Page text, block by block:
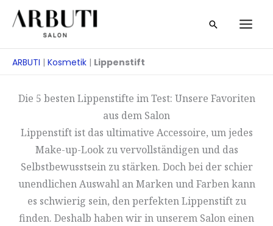
Zum
Inhalt
Suche
ARBUTI | Kosmetik | Lippenstift
Die 5 besten Lippenstifte im Test: Unsere Favoriten
aus dem Salon
Lippenstift ist das ultimative Accessoire, um jedes
Make-up-Look zu vervollständigen und das
Selbstbewusstsein zu stärken. Doch bei der schier
unendlichen Auswahl an Marken und Farben kann
es schwierig sein, den perfekten Lippenstift zu
finden. Deshalb haben wir in unserem Salon einen